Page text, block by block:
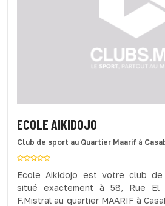
ECOLE AIKIDOJO
Club de sport au Quartier Maarif à
Ecole Aikidojo est votre club de
situé exactement à 58, Rue El
F.Mistral au quartier MAARIF à